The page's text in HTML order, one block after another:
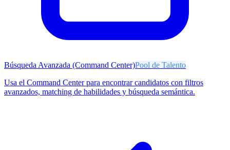
Búsqueda Avanzada (Command Center)Pool de Talento
Usa el Command Center para encontrar candidatos con filtros
avanzados, matching de habilidades y búsqueda semántica.